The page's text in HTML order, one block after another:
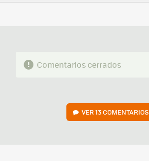
FACEBOOK
TWITTERFLIPBOARD
E-
WHATSAPP
Comentarios cerrados
VER13 COMENTARIOS